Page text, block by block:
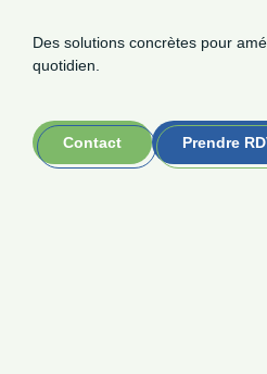
Des solutions concrètes pour
quotidien.
Contact Prendre